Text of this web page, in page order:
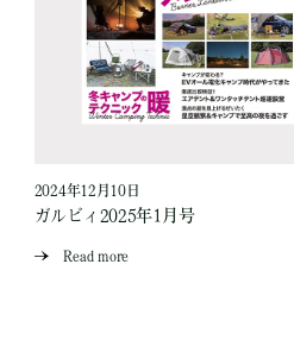
2024年12月10日
ガルビィ2025年1月号
Read more